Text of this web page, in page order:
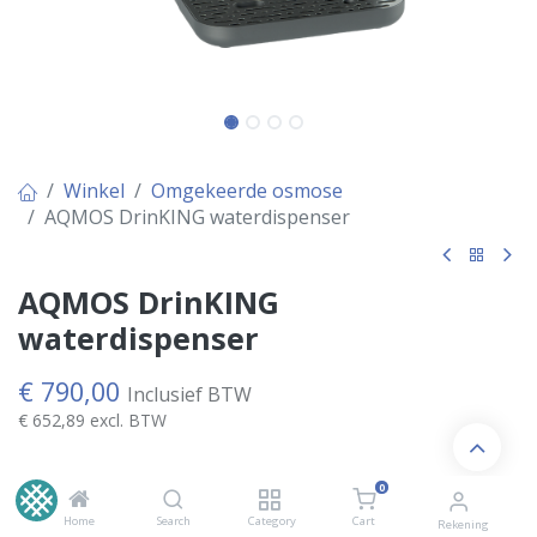
Home Search Category
0
Cart Rekening
Winkel
Omgekeerde osmose
AQMOS DrinKING waterdispenser
AQMOS DrinKING
waterdispenser
€ 790,00 Inclusief BTW
€ 652,89 excl. BTW
Kies Kleur